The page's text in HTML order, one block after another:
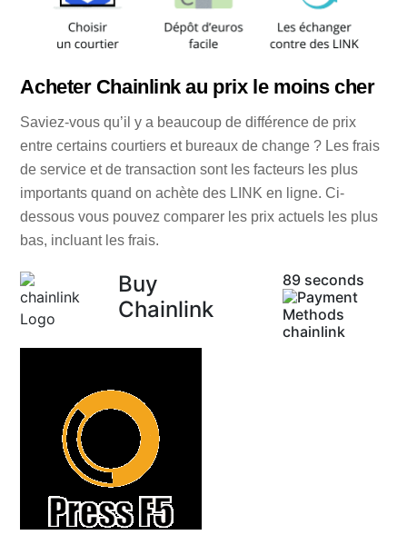
Acheter Chainlink au prix le moins cher
Saviez-vous qu’il y a beaucoup de différence de prix
entre certains courtiers et bureaux de change ? Les frais
de service et de transaction sont les facteurs les plus
importants quand on achète des LINK en ligne. Ci-
dessous vous pouvez comparer les prix actuels les plus
bas, incluant les frais.